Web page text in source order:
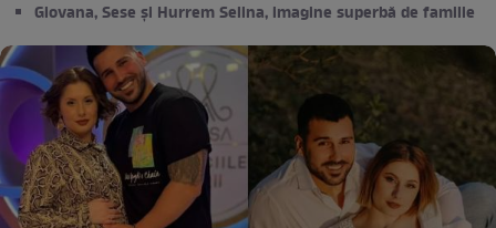
Giovana, Sese și Hurrem Selina, imagine superbă de familie